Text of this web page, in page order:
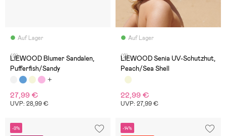
Auf Lager
(0)
LIEWOOD Blumer Sandalen,
Pufferfish/Sandy
27,99 €
UVP: 28,99 €
Auf Lager
(2)
LIEWOOD Senia UV-Schutzhut,
Peach/Sea Shell
22,99 €
UVP: 27,99 €
-9% -14%